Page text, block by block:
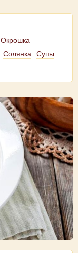
Окрошка
Солянка
Супы